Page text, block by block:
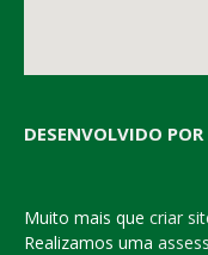
DESENVOLVIDO POR
Muito mais que criar
Realizamos uma